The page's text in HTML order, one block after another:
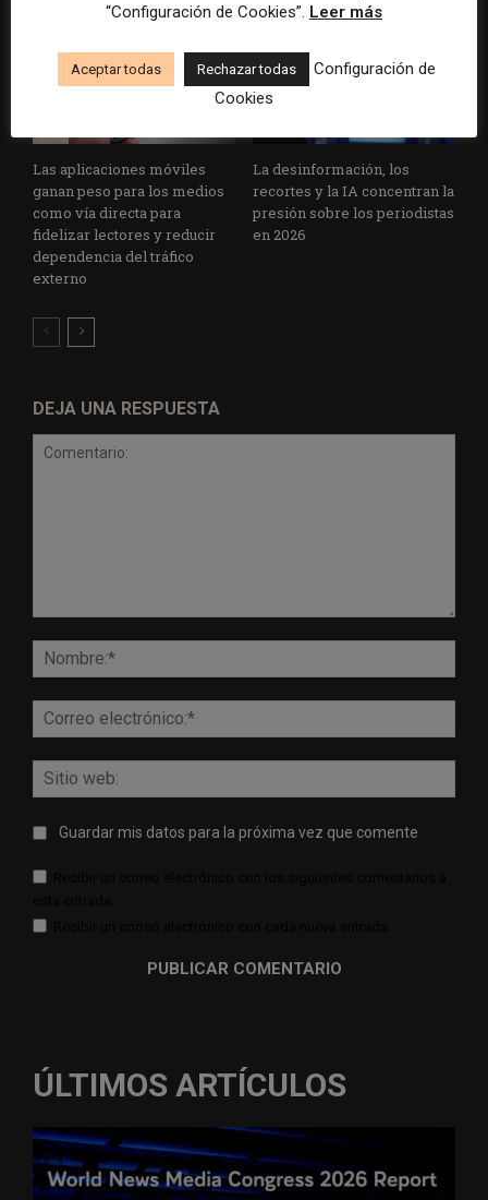
Las aplicaciones móviles
ganan peso para los medios
como vía directa para
fidelizar lectores y reducir
dependencia del tráfico
externo
La desinformación, los
recortes y la IA concentran la
presión sobre los periodistas
en 2026
DEJA UNA RESPUESTA
Guardar mis datos para la próxima vez que comente
ÚLTIMOS ARTÍCULOS
“Configuración de Cookies”. Leer más
Aceptar todas Rechazar todas
Configuración de
Cookies